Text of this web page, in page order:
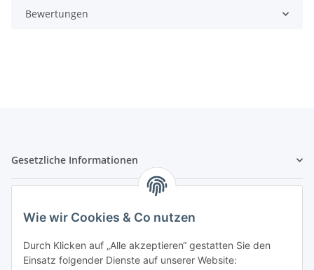
Wie wir Cookies & Co nutzen
Durch Klicken auf „Alle akzeptieren“ gestatten Sie den
Einsatz folgender Dienste auf unserer Website:
Bewertungen
Gesetzliche Informationen